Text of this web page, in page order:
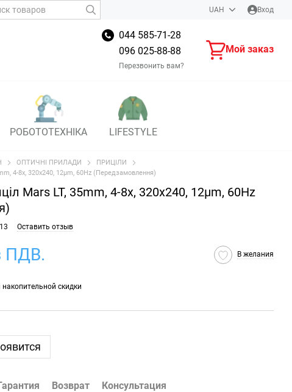
UAH Вход
044 585-71-28
096 025-88-88
Перезвонить вам?
Мой заказ
РОБОТОТЕХНІКА LIFESTYLE
ОПТИЧНІ ПРИЛАДИ
ПРИЦІЛИ
4-8x, 320x240, 12µm, 60Hz (Передзамовлення)
Mars LT, 35mm, 4-8x, 320x240, 12µm, 60Hz
Оставить отзыв
ПДВ. В желания
скидки
Возврат Консультация